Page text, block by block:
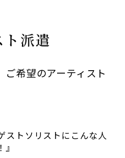
ト派遣
ご希望のアーティスト
ストソリストにこんな人